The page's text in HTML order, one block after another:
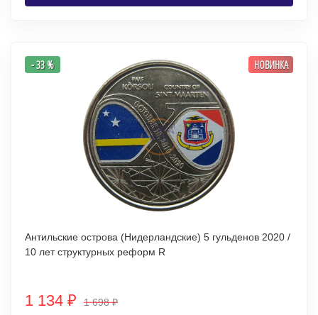
- 33 % НОВИНКА
Антильские острова (Нидерландские) 5 гульденов 2020 /
10 лет структурных реформ R
1 134 ₽ 1 698₽